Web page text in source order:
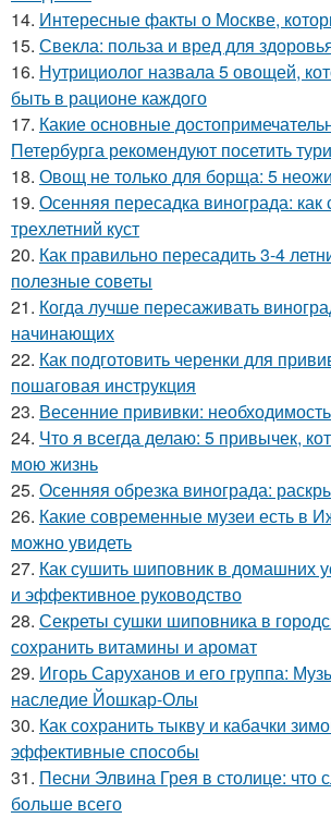
14. Интересные факты о Москве,
15. Свекла: польза и вред для
16. Нутрициолог назвала 5 овощей,
быть в рационе каждого
17. Какие основные
Петербурга рекомендуют посетить
18. Овощ не только для борща: 5
19. Осенняя пересадка винограда: как
трехлетний куст
20. Как правильно пересадить 3-4
полезные советы
21. Когда лучше пересаживать
начинающих
22. Как подготовить черенки для
пошаговая инструкция
23. Весенние прививки:
24. Что я всегда делаю: 5 привычек,
мою жизнь
25. Осенняя обрезка винограда:
26. Какие современные музеи есть в
можно увидеть
27. Как сушить шиповник в домашних
и эффективное руководство
28. Секреты сушки шиповника в
сохранить витамины и аромат
29. Игорь Саруханов и его группа:
наследие Йошкар-Олы
30. Как сохранить тыкву и кабачки
эффективные способы
31. Песни Элвина Грея в столице: что
больше всего